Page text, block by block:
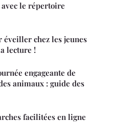
le répertoire
chez les jeunes
lecture !
engageante de
animaux : guide des
facilitées en ligne